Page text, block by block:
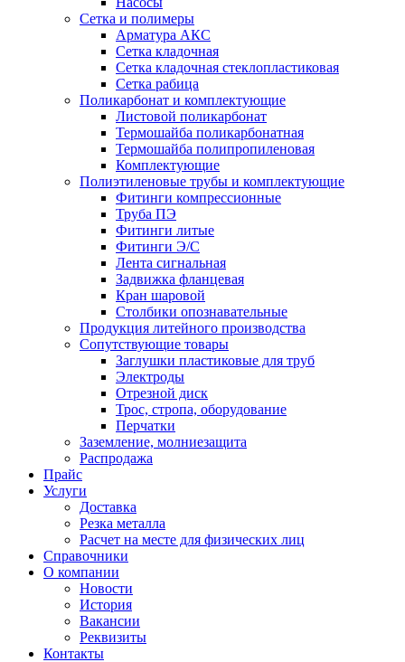
Сетка и полимеры
Арматура АКС
Сетка кладочная
Сетка кладочная стеклопластиковая
Сетка рабица
Поликарбонат и комплектующие
Листовой поликарбонат
Термошайба поликарбонатная
Термошайба полипропиленовая
Комплектующие
Полиэтиленовые трубы и комплектующие
Фитинги компрессионные
Труба ПЭ
Фитинги литые
Фитинги Э/С
Лента сигнальная
Задвижка фланцевая
Кран шаровой
Столбики опознавательные
Продукция литейного производства
Сопутствующие товары
Заглушки пластиковые для труб
Электроды
Отрезной диск
Трос, стропа, оборудование
Перчатки
Заземление, молниезащита
Распродажа
Прайс
Услуги
Доставка
Резка металла
Расчет на месте для физических лиц
Справочники
О компании
Новости
История
Вакансии
Реквизиты
Контакты